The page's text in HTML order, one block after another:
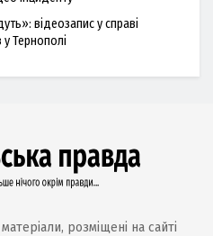
відеозапис у справі
Тернополі
розміщені на сайті